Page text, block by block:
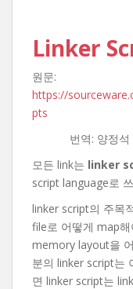
Linker
원문:
https://
pts
번역: 양정
모든 link는 linker
script language로
linker script의 주목
file로 어떻게 map
memory layout을
분의 linker script는
면 linker script는